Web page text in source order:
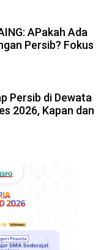
APakah Ada
Persib? Fokus
Persib di Dewata
2026, Kapan dan